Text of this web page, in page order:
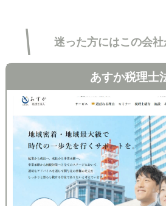
迷った方にはこの会
あすか税理士